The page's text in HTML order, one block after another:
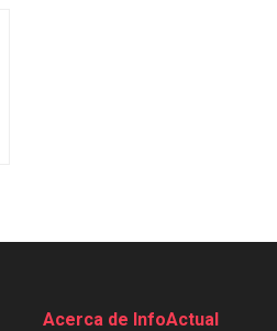
Acerca de InfoActual